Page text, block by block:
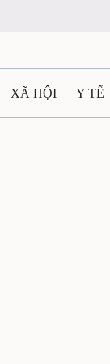
XÃ HỘI Y TẾ